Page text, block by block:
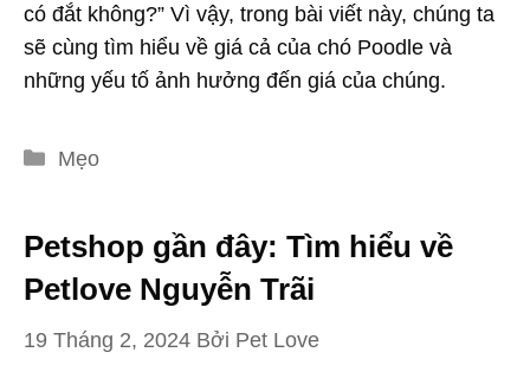
có đắt không?” Vì vậy, trong bài viết này, chúng ta
sẽ cùng tìm hiểu về giá cả của chó Poodle và
những yếu tố ảnh hưởng đến giá của chúng.
Danh
Mẹo
Petshop gần đây: Tìm hiểu về
Petlove Nguyễn Trãi
19 Tháng 2, 2024 Bởi Pet Love